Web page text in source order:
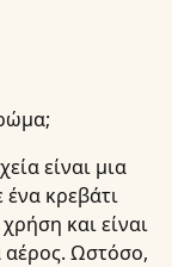
είναι μια
κρεβάτι
και είναι
αέρος. Ωστόσο,